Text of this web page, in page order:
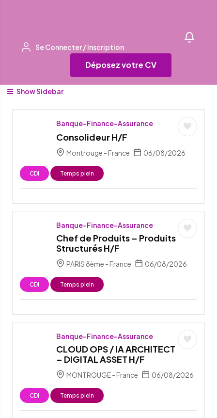
Se Connecter /Inscription
Déposez votre CV
Show Sidebar
Banque-Finance-Assurance
Consolideur H/F
Montrouge - France 06/08/2026
CDI Temps plein
Banque-Finance-Assurance
Chef de Produits – Produits
Structurés H/F
PARIS 8ème - France 06/08/2026
CDI Temps plein
Banque-Finance-Assurance
CLOUD OPS / IA ARCHITECT
– DIGITAL ASSET H/F
MONTROUGE - France 06/08/2026
CDI Temps plein